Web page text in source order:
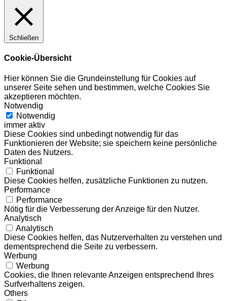
Schließen
Cookie-Übersicht
Hier können Sie die Grundeinstellung für Cookies auf
unserer Seite sehen und bestimmen, welche Cookies Sie
akzeptieren möchten.
Notwendig
Notwendig
immer aktiv
Diese Cookies sind unbedingt notwendig für das
Funktionieren der Website; sie speichern keine persönliche
Daten des Nutzers.
Funktional
Funktional
Diese Cookies helfen, zusätzliche Funktionen zu nutzen.
Performance
Performance
Nötig für die Verbesserung der Anzeige für den Nutzer.
Analytisch
Analytisch
Diese Cookies helfen, das Nutzerverhalten zu verstehen und
dementsprechend die Seite zu verbessern.
Werbung
Werbung
Cookies, die Ihnen relevante Anzeigen entsprechend Ihres
Surfverhaltens zeigen.
Others